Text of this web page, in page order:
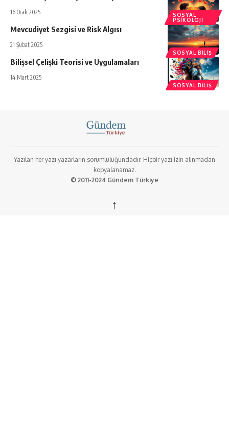
SOSYAL
PSIKOLOJI
16 Ocak 2025
SOSYAL BILIŞ
Mevcudiyet Sezgisi ve Risk Algısı
21 Şubat 2025
SOSYAL BILIŞ
Bilişsel Çelişki Teorisi ve Uygulamaları
14 Mart 2025
Yazılan her yazı yazarların sorumluluğundadır. Hiçbir yazı izin alınmadan
kopyalanamaz.
© 2011-2024 Gündem Türkiye
↑